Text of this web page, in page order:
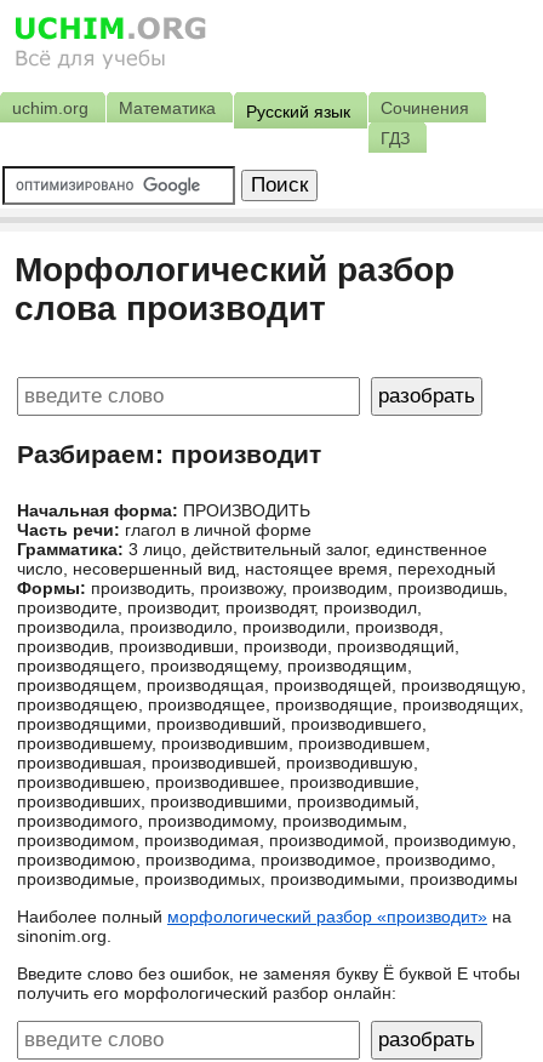
uchim.org Математика Русский язык
Сочинения
ГДЗ
Морфологический разбор
слова производит
Разбираем: производит
Начальная форма: ПРОИЗВОДИТЬ
Часть речи: глагол в личной форме
Грамматика: 3 лицо, действительный залог, единственное
число, несовершенный вид, настоящее время, переходный
Формы: производить, произвожу, производим, производишь,
производите, производит, производят, производил,
производила, производило, производили, производя,
производив, производивши, производи, производящий,
производящего, производящему, производящим,
производящем, производящая, производящей, производящую,
производящею, производящее, производящие, производящих,
производящими, производивший, производившего,
производившему, производившим, производившем,
производившая, производившей, производившую,
производившею, производившее, производившие,
производивших, производившими, производимый,
производимого, производимому, производимым,
производимом, производимая, производимой, производимую,
производимою, производима, производимое, производимо,
производимые, производимых, производимыми, производимы
Наиболее полный морфологический разбор «производит» на
sinonim.org.
Введите слово без ошибок, не заменяя букву Ё буквой Е чтобы
получить его морфологический разбор онлайн: